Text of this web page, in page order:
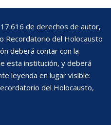
de derechos de autor,
Recordatorio del Holocausto
deberá contar con la
esta institución, y deberá
leyenda en lugar visible:
del Holocausto,